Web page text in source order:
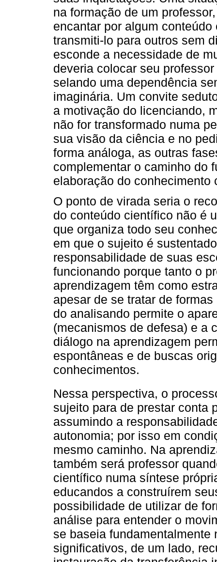
na formação de um
encantar por algum
transmiti-lo para outros sem
esconde a necessidade de
deveria colocar seu
selando uma dependência
imaginária. Um convite
a motivação do licenciando,
não for transformado numa
sua visão da ciência e no
forma análoga, as outras
complementar o caminho do
elaboração do conhecimento
O ponto de virada seria o
do conteúdo científico não é
que organiza todo seu
em que o sujeito é
responsabilidade de suas
funcionando porque tanto o
aprendizagem têm como
apesar de se tratar de
do analisando permite o
(mecanismos de defesa) e a
diálogo na aprendizagem
espontâneas e de buscas
conhecimentos.
Nessa perspectiva, o
sujeito para de prestar conta
assumindo a
autonomia; por isso em
mesmo caminho. Na
também será professor
científico numa síntese
educandos a construírem
possibilidade de utilizar de
análise para entender o
se baseia fundamentalmente
significativos, de um lado,